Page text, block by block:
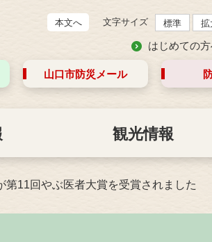
本文へ 文字サイズ 標準 拡
はじめての
山口市防災 メール
観光情報
第11回やぶ医者大賞を受賞されました